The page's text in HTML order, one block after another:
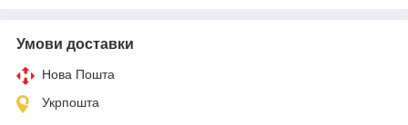
Умови доставки
Нова Пошта
Укрпошта